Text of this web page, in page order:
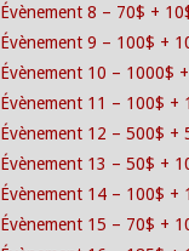
Évènement 8 – 70$ +
Évènement 9 – 100$ +
Évènement 10 – 1000$
Évènement 11 – 100$ +
Évènement 12 – 500$ +
Évènement 13 – 50$ +
Évènement 14 – 100$ +
Évènement 15 – 70$ +